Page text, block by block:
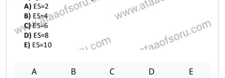
A B C D E